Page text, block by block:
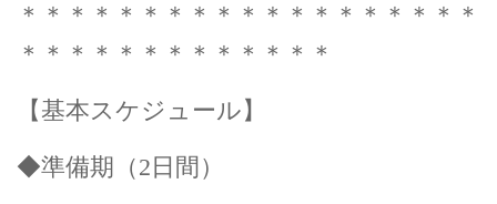
＊＊＊＊＊＊＊＊＊＊＊＊＊＊＊＊＊＊＊
＊＊＊＊＊＊＊＊＊＊＊＊＊
【基本スケジュール】
◆準備期（2日間）